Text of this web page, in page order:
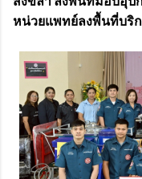
หน่วยแพทย์ลงพื้นที่บริ